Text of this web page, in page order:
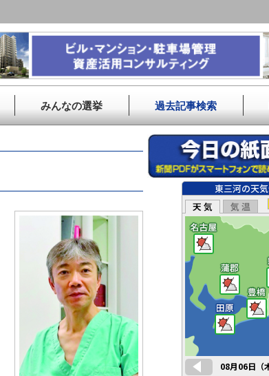
みんなの選挙 過去記事検索